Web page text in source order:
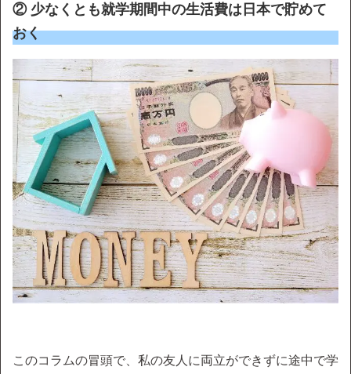
② 少なくとも就学期間中の生活費は日本で貯めて
おく
このコラムの冒頭で、私の友人に両立ができずに途中で学